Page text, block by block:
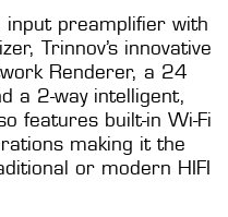
input preamplifier with
Trinnov’s innovative
Renderer, a 24
a 2-way intelligent,
features built-in Wi-Fi
making it the
or modern HIFI